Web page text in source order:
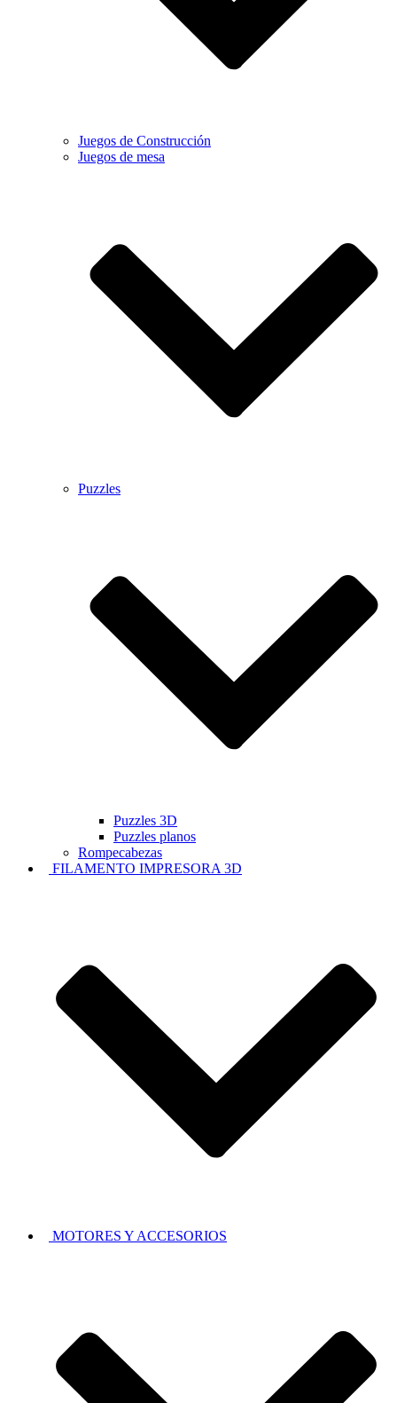
Juegos de Construcción
Juegos de mesa
Puzzles
Puzzles 3D
Puzzles planos
Rompecabezas
FILAMENTO IMPRESORA 3D
MOTORES Y ACCESORIOS